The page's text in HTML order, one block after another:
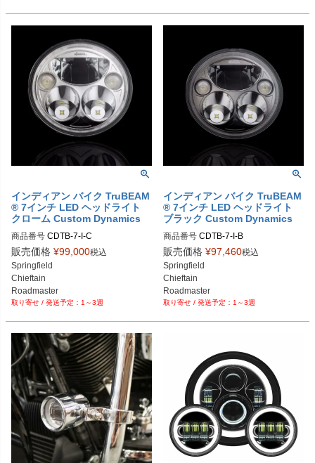
インディアン バイク TruBEAM
® 7インチ LED ヘッドライト
クローム Custom Dynamics
商品番号 CDTB-7-I-C
D品番：2001-1573
販売価格 ¥99,000税込
Springfield
Chieftain
Roadmaster
Chief
1～3週
インディアン バイク TruBEAM
® 7インチ LED ヘッドライト
ブラック Custom Dynamics
商品番号 CDTB-7-I-B
販売価格 ¥97,460税込
Springfield
Chieftain
Roadmaster
Chief
1～3週